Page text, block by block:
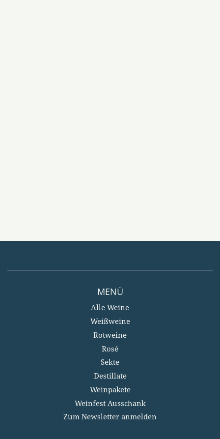
MENÜ
Alle Weine
Weißweine
Rotweine
Rosé
Sekte
Destillate
Weinpakete
Weinfest Ausschank
Zum Newsletter anmelden